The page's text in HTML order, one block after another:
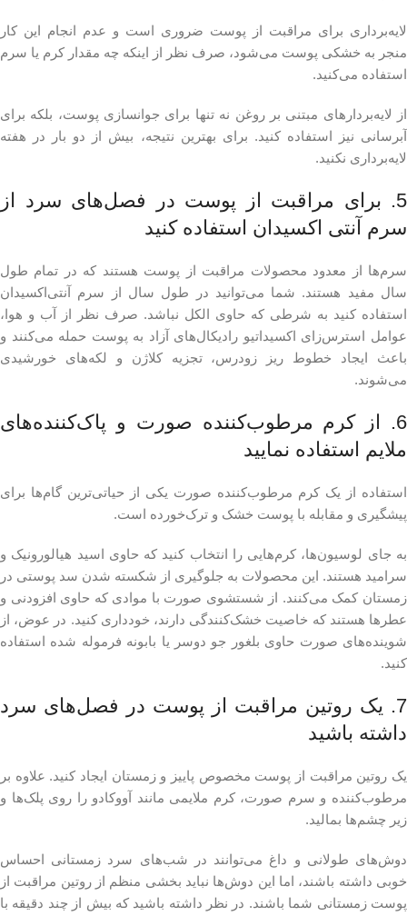
لایه‌برداری برای مراقبت از پوست ضروری است و عدم انجام این کار
منجر به خشکی پوست می‌شود، صرف نظر از اینکه چه مقدار کرم یا سرم
استفاده می‌کنید.
از لایه‌بردارهای مبتنی بر روغن نه تنها برای جوانسازی پوست، بلکه برای
آبرسانی نیز استفاده کنید. برای بهترین نتیجه، بیش از دو بار در هفته
لایه‌برداری نکنید.
5. برای مراقبت از پوست در فصل‌های سرد از
سرم آنتی اکسیدان استفاده کنید
سرم‌ها از معدود محصولات مراقبت از پوست هستند که در تمام طول
سال مفید هستند. شما می‌‌‌توانید در طول سال از سرم آنتی‌اکسیدان
استفاده کنید به شرطی که حاوی الکل نباشد. صرف نظر از آب و هوا،
عوامل استرس‌زای اکسیداتیو رادیکال‌های آزاد به پوست حمله می‌کنند و
باعث ایجاد خطوط ریز زودرس، تجزیه کلاژن و لکه‌های خورشیدی
می‌شوند.
6. از کرم مرطوب‌کننده صورت و پاک‌کننده‌های
ملایم استفاده نمایید
استفاده از یک کرم مرطوب‌کننده صورت یکی از حیاتی‌ترین گام‌ها برای
پیشگیری و مقابله با پوست خشک و ترک‌خورده است.
به جای لوسیون‌ها، کرم‌هایی را انتخاب کنید که حاوی اسید هیالورونیک و
سرامید هستند. این محصولات به جلوگیری از شکسته شدن سد پوستی در
زمستان کمک می‌کنند. از شستشوی صورت با موادی که حاوی افزودنی و
عطرها هستند که خاصیت خشک‌کنندگی دارند، خودداری کنید. در عوض، از
شوینده‌های صورت حاوی بلغور جو دوسر یا بابونه فرموله شده استفاده
کنید.
7. یک روتین مراقبت از پوست در فصل‌های سرد
داشته باشید
یک روتین مراقبت از پوست مخصوص پاییز و زمستان ایجاد کنید. علاوه بر
مرطوب‌کننده و سرم صورت، کرم ملایمی مانند آووکادو را روی پلک‌ها و
زیر چشم‌ها بمالید.
دوش‌های طولانی و داغ می‌توانند در شب‌های سرد زمستانی احساس
خوبی داشته باشند، اما این دوش‌ها نباید بخشی منظم از روتین مراقبت از
پوست زمستانی شما باشند. در نظر داشته باشید که بیش از چند دقیقه با